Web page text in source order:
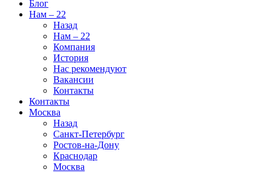
Блог
Нам – 22
Назад
Нам – 22
Компания
История
Нас рекомендуют
Вакансии
Контакты
Контакты
Москва
Назад
Санкт-Петербург
Ростов-на-Дону
Краснодар
Москва